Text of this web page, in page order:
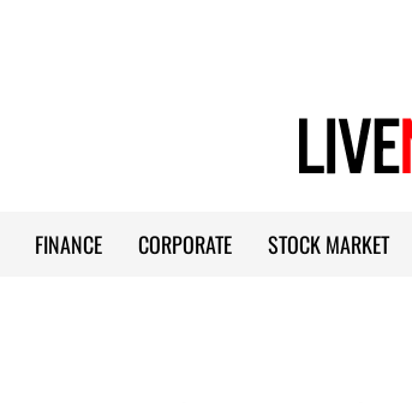
FINANCE CORPORATE STOCK MARKET